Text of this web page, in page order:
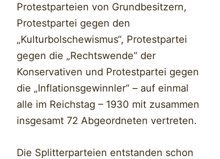
Protestparteien von Grundbesitzern,
Protestpartei gegen den
„Kulturbolschewismus“, Protestpartei
gegen die „Rechtswende“ der
Konservativen und Protestpartei gegen
die „Inflationsgewinnler“ – auf einmal
alle im Reichstag – 1930 mit zusammen
insgesamt 72 Abgeordneten vertreten.
Die Splitterparteien entstanden schon